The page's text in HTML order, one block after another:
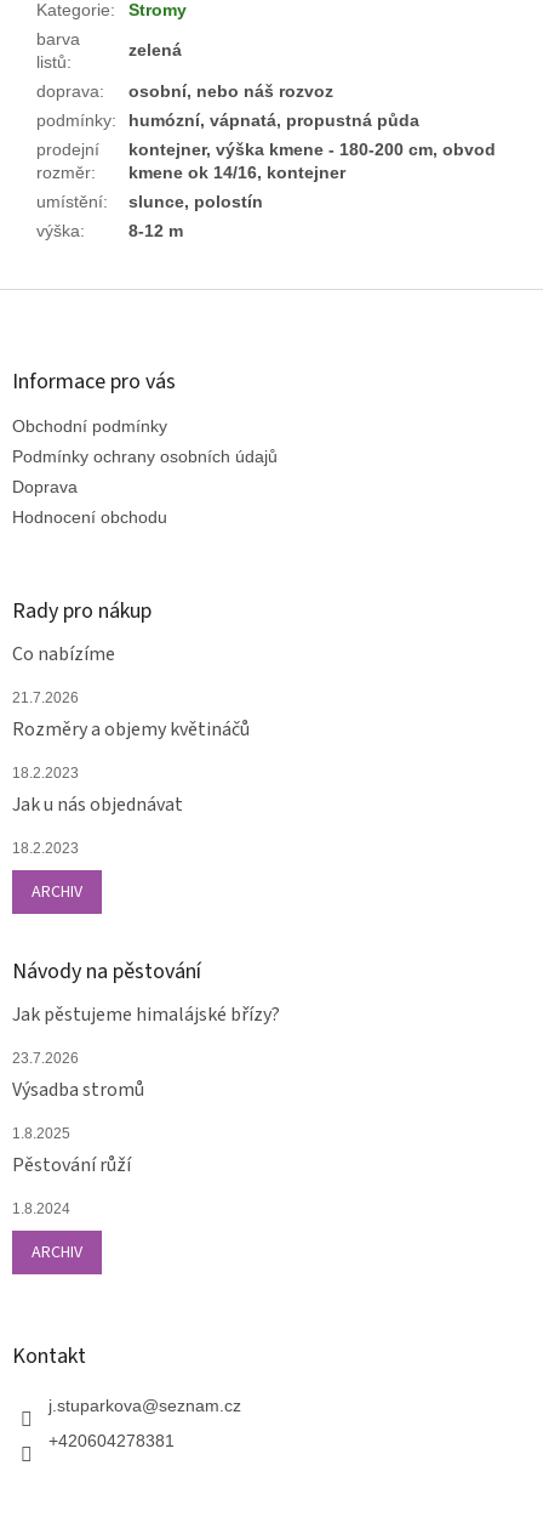
Kategorie:
Stromy
barva
listů:
zelená
doprava:
osobní, nebo náš rozvoz
podmínky:
humózní, vápnatá, propustná půda
prodejní
rozměr:
kontejner, výška kmene - 180-200 cm, obvod
kmene ok 14/16, kontejner
umístění:
slunce, polostín
výška: 8-12 m
Z
Informace pro vás
Obchodní podmínky
Podmínky ochrany osobních údajů
Doprava
Hodnocení obchodu
Rady pro nákup
Co nabízíme
21.7.2026
Rozměry a objemy květináčů
18.2.2023
Jak u nás objednávat
18.2.2023
ARCHIV
Návody na pěstování
Jak pěstujeme himalájské břízy?
23.7.2026
Výsadba stromů
1.8.2025
Pěstování růží
1.8.2024
ARCHIV
Kontakt
j.stuparkova@seznam.cz
+420604278381